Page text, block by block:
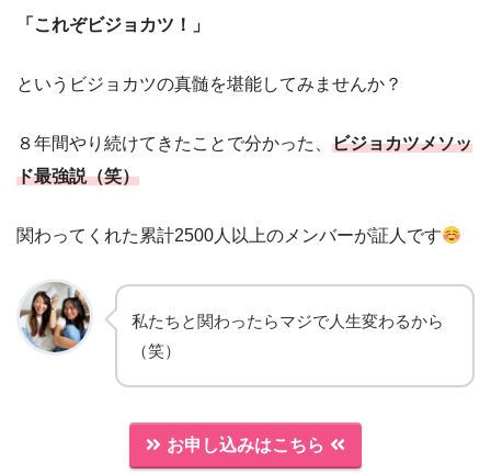
「これぞビジョカツ！」
というビジョカツの真髄を堪能してみませんか？
８年間やり続けてきたことで分かった、 ビジョカツメソッ
ド最強説（笑）
関わってくれた累計2500人以上のメンバーが証人です
私たちと関わったらマジで人生変わるから
（笑）
お申し込みはこちら